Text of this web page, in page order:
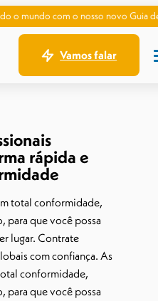
o nosso novo Guia de Contratação
Vamos falar
rápida e
total conformidade,
para que você possa
lugar. Contrate
com confiança. As
conformidade,
para que você possa